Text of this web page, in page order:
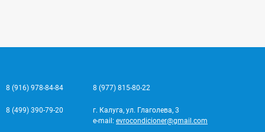
8 (916) 978-84-84 8 (977) 815-80-22
8 (499) 390-79-20
г. Калуга, ул. Глаголева, 3
e-mail: evrocondicioner@gmail.com